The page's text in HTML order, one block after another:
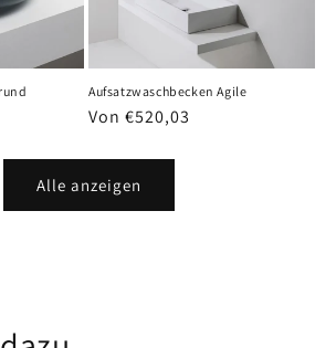
Aufsatzwaschbecken Agile
Normaler
Von €520,03
Alle anzeigen